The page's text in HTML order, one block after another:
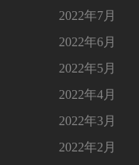
2022年7月
2022年6月
2022年5月
2022年4月
2022年3月
2022年2月